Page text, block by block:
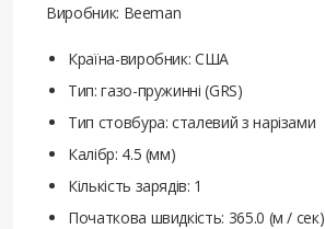
Виробник: Beeman
Країна-виробник: США
Тип: газо-пружинні (GRS)
Тип стовбура: сталевий з нарізами
Калібр: 4.5 (мм)
Кількість зарядів: 1
Початкова швидкість: 365.0 (м / сек)